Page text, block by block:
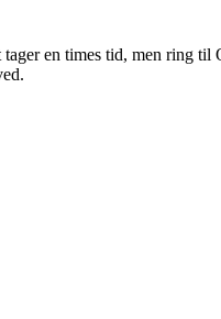
en times tid, men ring til